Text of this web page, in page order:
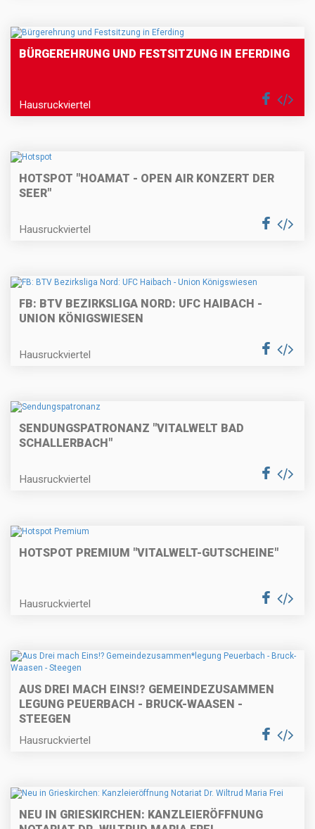
BÜRGEREHRUNG UND FESTSITZUNG IN EFERDING
Hausruckviertel
HOTSPOT "HOAMAT - OPEN AIR KONZERT DER
SEER"
Hausruckviertel
FB: BTV BEZIRKSLIGA NORD: UFC HAIBACH -
UNION KÖNIGSWIESEN
Hausruckviertel
SENDUNGSPATRONANZ "VITALWELT BAD
SCHALLERBACH"
Hausruckviertel
HOTSPOT PREMIUM "VITALWELT-GUTSCHEINE"
Hausruckviertel
AUS DREI MACH EINS!? GEMEINDEZUSAMMEN
LEGUNG PEUERBACH - BRUCK-WAASEN -
STEEGEN
Hausruckviertel
NEU IN GRIESKIRCHEN: KANZLEIERÖFFNUNG